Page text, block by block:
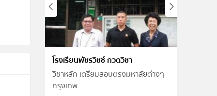
โรงเรียนพัชรวิชช์ กวดวิชา
วิชาหลัก เตรียมสอบตรงมหาลัยต่างๆ
กรุงเทพ